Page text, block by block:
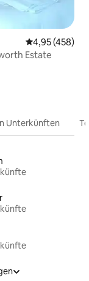
4,95 (458)
Estate
Unterkünften